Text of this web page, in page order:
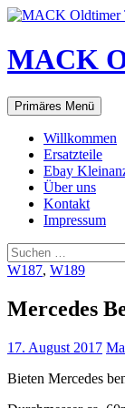
Zum
springen
MACK
Suchen
Primäres Menü
Willkommen
Ersatzteile
Ebay
Über uns
Kontakt
Impressum
Suchen
nach:
W187, W189
Mercedes
17. August 2017
Bieten Mercedes